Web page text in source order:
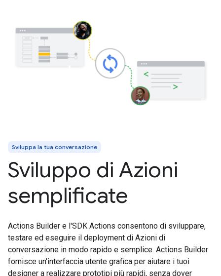
Sviluppa la tua conversazione
Sviluppo di Azioni
semplificate
Actions Builder e l'SDK Actions consentono di sviluppare,
testare ed eseguire il deployment di Azioni di
conversazione in modo rapido e semplice. Actions Builder
fornisce un'interfaccia utente grafica per aiutare i tuoi
designer a realizzare prototipi più rapidi, senza dover